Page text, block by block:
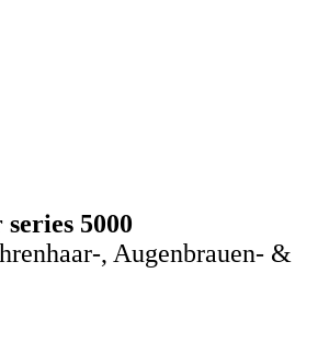
5000
, Augenbrauen- &